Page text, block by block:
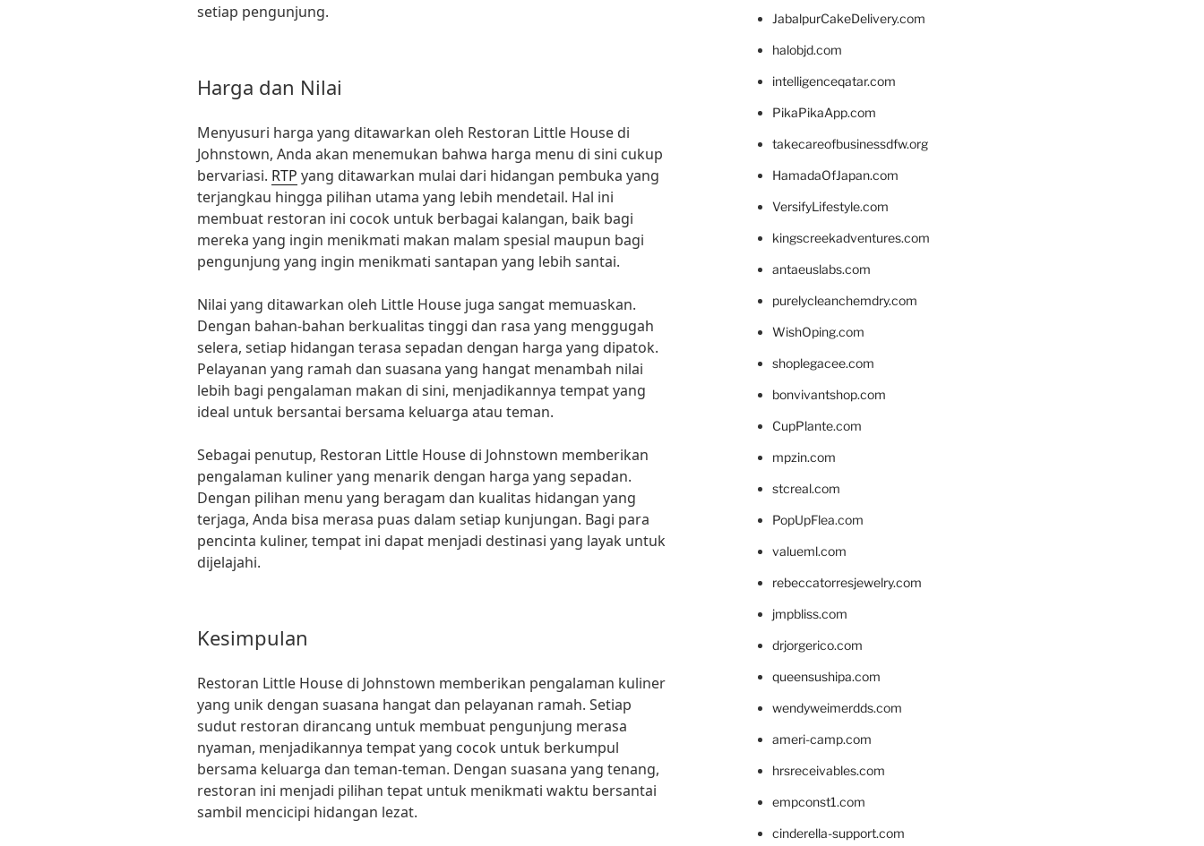
setiap pengunjung.
Harga dan Nilai
Menyusuri harga yang ditawarkan oleh Restoran Little House di
Johnstown, Anda akan menemukan bahwa harga menu di sini cukup
bervariasi. RTP yang ditawarkan mulai dari hidangan pembuka yang
terjangkau hingga pilihan utama yang lebih mendetail. Hal ini
membuat restoran ini cocok untuk berbagai kalangan, baik bagi
mereka yang ingin menikmati makan malam spesial maupun bagi
pengunjung yang ingin menikmati santapan yang lebih santai.
Nilai yang ditawarkan oleh Little House juga sangat memuaskan.
Dengan bahan-bahan berkualitas tinggi dan rasa yang menggugah
selera, setiap hidangan terasa sepadan dengan harga yang dipatok.
Pelayanan yang ramah dan suasana yang hangat menambah nilai
lebih bagi pengalaman makan di sini, menjadikannya tempat yang
ideal untuk bersantai bersama keluarga atau teman.
Sebagai penutup, Restoran Little House di Johnstown memberikan
pengalaman kuliner yang menarik dengan harga yang sepadan.
Dengan pilihan menu yang beragam dan kualitas hidangan yang
terjaga, Anda bisa merasa puas dalam setiap kunjungan. Bagi para
pencinta kuliner, tempat ini dapat menjadi destinasi yang layak untuk
dijelajahi.
Kesimpulan
Restoran Little House di Johnstown memberikan pengalaman kuliner
yang unik dengan suasana hangat dan pelayanan ramah. Setiap
sudut restoran dirancang untuk membuat pengunjung merasa
nyaman, menjadikannya tempat yang cocok untuk berkumpul
bersama keluarga dan teman-teman. Dengan suasana yang tenang,
restoran ini menjadi pilihan tepat untuk menikmati waktu bersantai
sambil mencicipi hidangan lezat.
JabalpurCakeDelivery.com
halobjd.com
intelligenceqatar.com
PikaPikaApp.com
takecareofbusinessdfw.org
HamadaOfJapan.com
VersifyLifestyle.com
kingscreekadventures.com
antaeuslabs.com
purelycleanchemdry.com
WishOping.com
shoplegacee.com
bonvivantshop.com
CupPlante.com
mpzin.com
stcreal.com
PopUpFlea.com
valueml.com
rebeccatorresjewelry.com
jmpbliss.com
drjorgerico.com
queensushipa.com
wendyweimerdds.com
ameri-camp.com
hrsreceivables.com
empconst1.com
cinderella-support.com